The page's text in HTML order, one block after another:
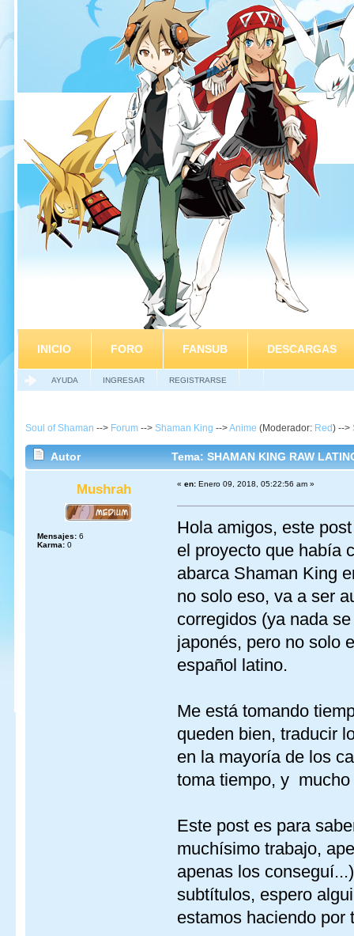
INICIO FORO FANSUB DESCARGAS
AYUDA INGRESAR REGISTRARSE
Soul of Shaman --> Forum --> Shaman King -->Anime (Moderador: Red) -->
Autor Tema: SHAMAN KING RAW
Mushrah
Mensajes: 6
Karma: 0
« en: Enero 09, 2018, 05:22:56 am »
Hola amigos, este
el proyecto que había
abarca Shaman King
no solo eso, va a ser
corregidos (ya nada
japonés, pero no solo
español latino.
Me está tomando
queden bien, traducir
en la mayoría de los
toma tiempo, y
Este post es para
muchísimo trabajo,
apenas los
subtítulos, espero
estamos haciendo por